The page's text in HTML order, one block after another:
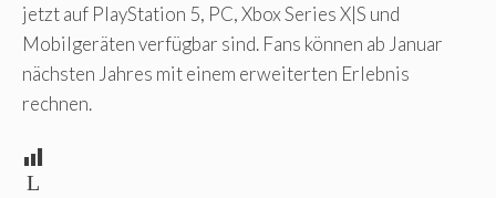
jetzt auf PlayStation 5, PC, Xbox Series X|S und
Mobilgeräten verfügbar sind. Fans können ab Januar
nächsten Jahres mit einem erweiterten Erlebnis
rechnen.
L